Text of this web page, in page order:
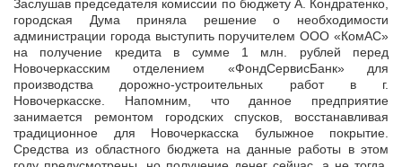
Заслушав председателя комиссии по бюджету А. Кондратенко,
городская Дума приняла решение о необходимости
администрации города выступить поручителем ООО «КомАС»
на получение кредита в сумме 1 млн. рублей перед
Новочеркасским отделением «ФондСервисБанк» для
производства дорожно-устроительных работ в г.
Новочеркасске. Напомним, что данное предприятие
занимается ремонтом городских спусков, восстанавливая
традиционное для Новочеркасска булыжное покрытие.
Средства из областного бюджета на данные работы в этом